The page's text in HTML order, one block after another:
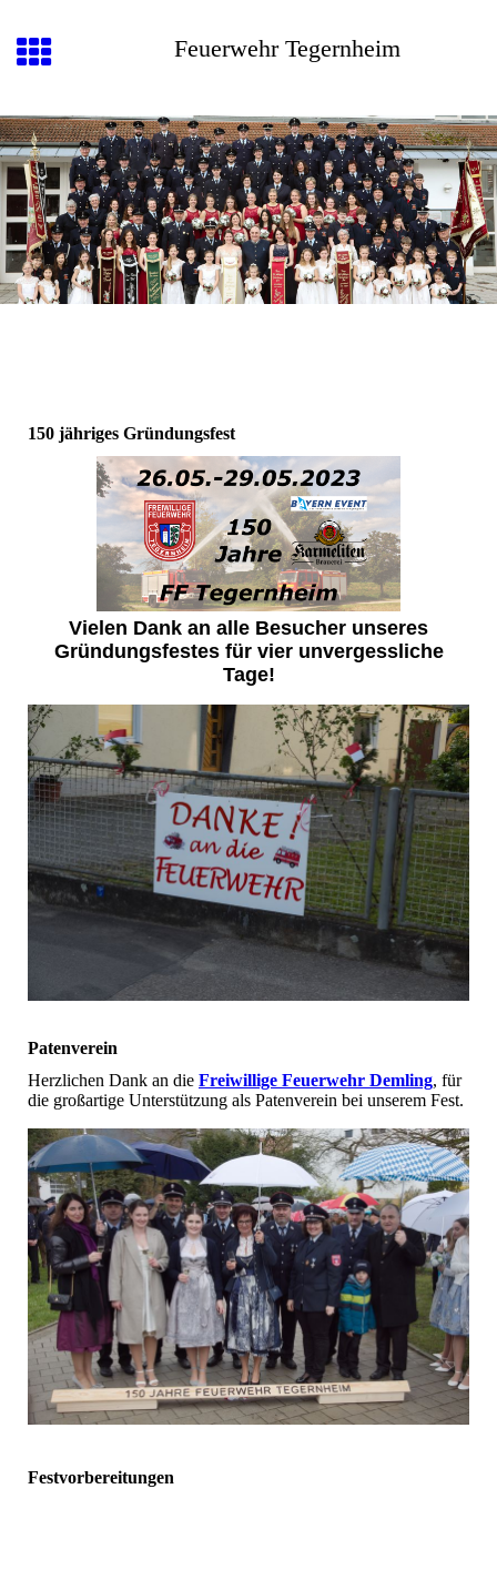
Feuerwehr Tegernheim
150 jähriges Gründungsfest
Vielen Dank an alle Besucher unseres
Gründungsfestes für vier unvergessliche
Tage!
Patenverein
Herzlichen Dank an die Freiwillige Feuerwehr Demling, für
die großartige Unterstützung als Patenverein bei unserem Fest.
Festvorbereitungen